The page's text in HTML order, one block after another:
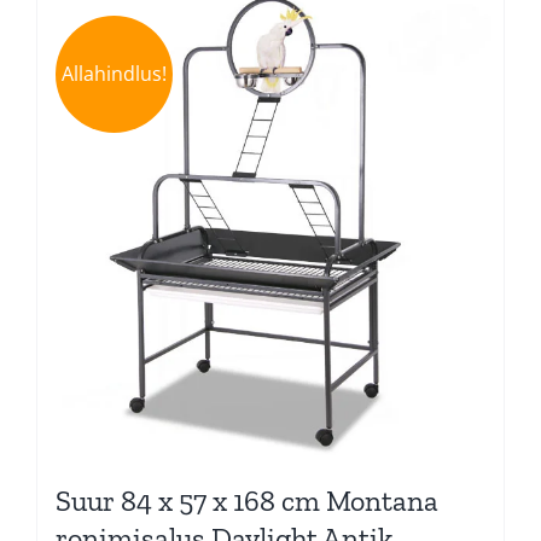
Allahindlus!
Suur 84 x 57 x 168 cm Montana